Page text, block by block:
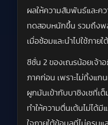
ผลให้ความสัมพันธ์และค
ทดสอบหนักขึ้น รวมถึงพ
เมื่อซ้อมและนำไปใช้ภาย
ซีซั่น 2 ของเณรน้อยเจ้า
ภาคก่อน เพราะไม่ทิ้งแก
ผูกมันเข้ากับบาซิงเซที่เ
ทำให้ความตื่นเต้นไม่ได้